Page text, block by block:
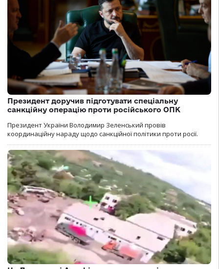
Президент доручив підготувати спеціальну
санкційну операцію проти російського ОПК
Президент України Володимир Зеленський провів
координаційну нараду щодо санкційної політики проти росії.